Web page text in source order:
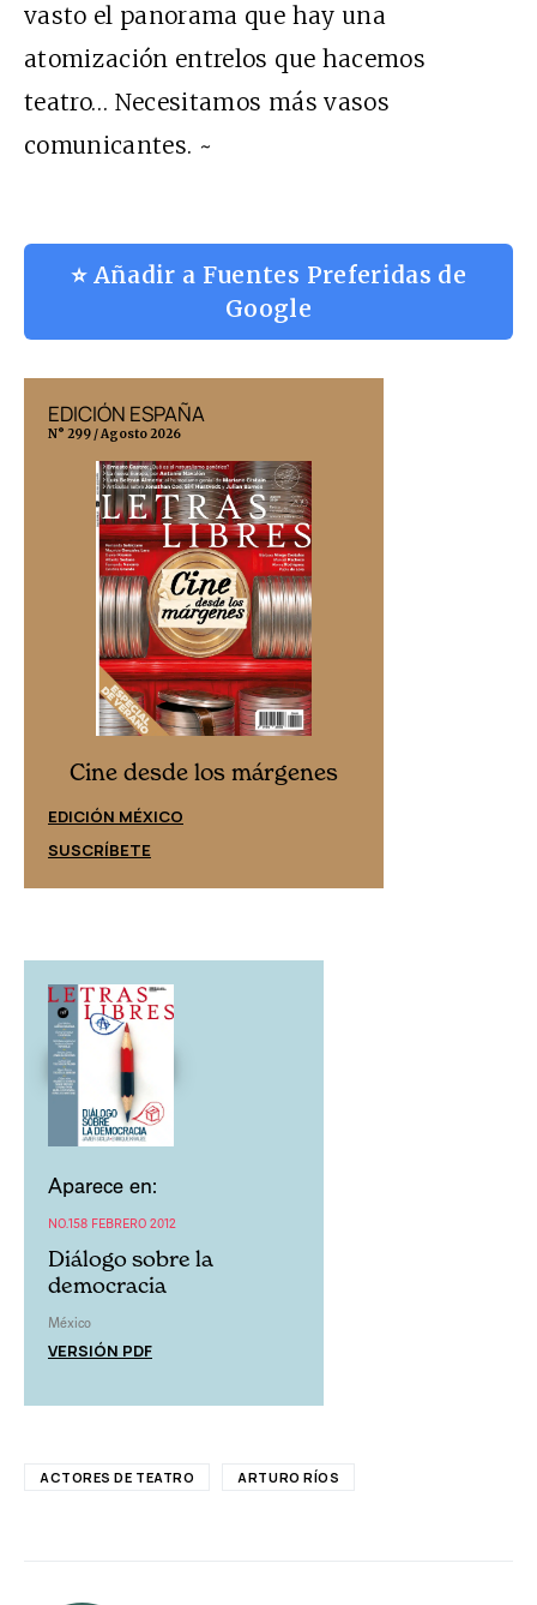
vasto el panorama que hay una
atomización entrelos que hacemos
teatro… Necesitamos más vasos
comunicantes. ~
⭐ Añadir a Fuentes Preferidas de
Google
EDICIÓN ESPAÑA
N° 299 / Agosto 2026
Cine desde los márgenes
EDICIÓN MÉXICO
SUSCRÍBETE
Aparece en:
NO.158 FEBRERO 2012
Diálogo sobre la
democracia
México
VERSIÓN PDF
ACTORES DE TEATRO ARTURO RÍOS